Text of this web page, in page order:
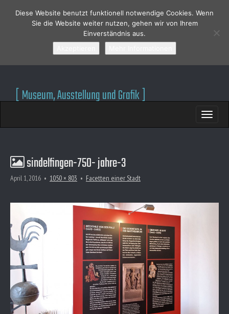
Jakobi + Zein ||
Ausstellungsgestaltung
[ Museum, Ausstellung und Grafik ]
I
E
N
U
I
O
C
O
N
E
T
sindelfingen-750- jahre-3
April 1, 2016 • 1050 × 803 • Facetten einer Stadt
Diese Website benutzt funktionell notwendige Cookies. Wenn
Sie die Website weiter nutzen, gehen wir von Ihrem
Einverständnis aus.